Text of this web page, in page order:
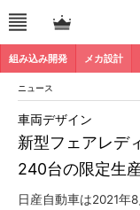
組み込み開発 メカ設計
ニュース
新型フェアレデ
240台の限定生
車両デザイン
日産自動車は2021年